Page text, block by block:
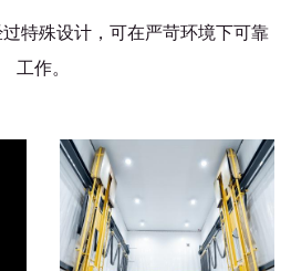
特殊设计，可在严苛环境下可靠
工作。